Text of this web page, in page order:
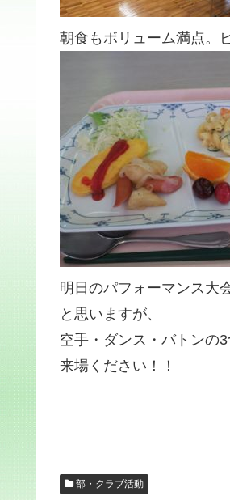
朝食もボリューム満点。
明日のパフォーマンス大
と思いますが、
空手・ダンス・バトンの
来場ください！！
部・クラブ活動